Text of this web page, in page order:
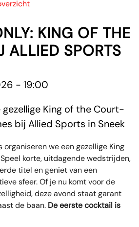
KING OF THE
ALLIED SPORTS
- 19:00
gezellige King of the Court-
bij Allied Sports in Sneek
organiseren we een gezellige King
korte, uitdagende wedstrijden,
titel en geniet van een
sfeer. Of je nu komt voor de
deze avond staat garant
de baan. De eerste cocktail is